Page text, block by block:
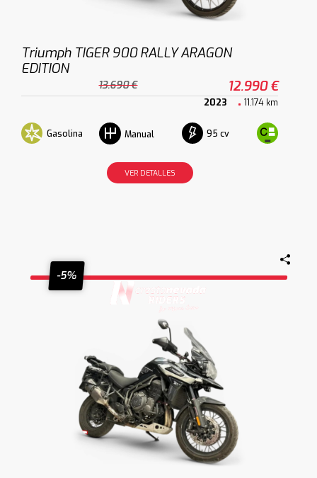
Triumph TIGER 900 RALLY ARAGON
EDITION
13.690 € 12.990 €
2023 11.174 km
Gasolina Manual 95 cv
VER DETALLES
-5%